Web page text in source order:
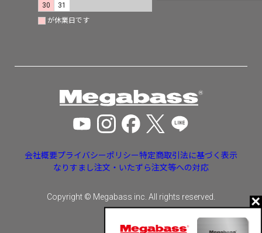
30
31
が休業日です
会社概要プライバシーポリシー特定商取引法に基づく表示
なりすまし注文・いたずら注文等への対応
Copyright © Megabass inc. All rights reserved.